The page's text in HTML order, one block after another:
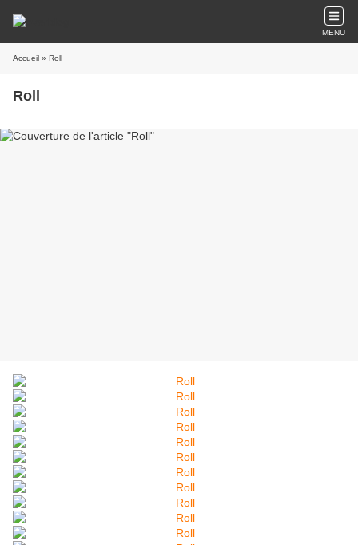
MENU
Accueil » Roll
Roll